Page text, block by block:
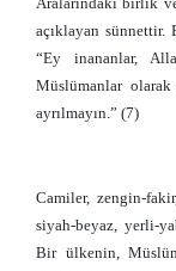
açıklayan
“Ey inananlar,
Müslümanlar olarak
ayrılmayın.” (7)
Camiler, zengin-
siyah-beyaz, yerli-
Bir ülkenin,